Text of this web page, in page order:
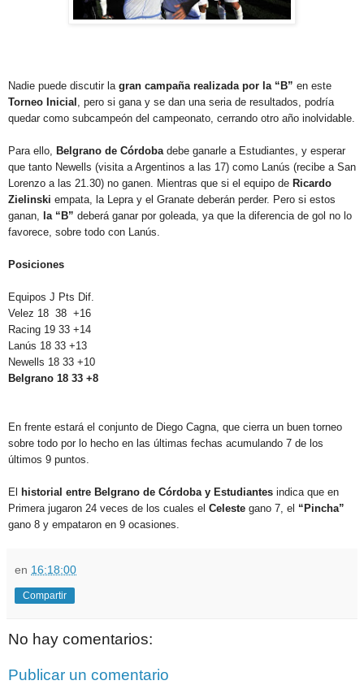
Nadie puede discutir la gran campaña realizada por la “B” en este
Torneo Inicial , pero si gana y se dan una seria de resultados, podría
quedar como subcampeón del campeonato, cerrando otro año inolvidable.
Para ello, Belgrano de Córdobadebe ganarle a Estudiantes, y esperar
que tanto Newells (visita a Argentinos a las 17) como Lanús (recibe a San
Lorenzo a las 21.30) no ganen. Mientras que si el equipo de Ricardo
Zielinski empata, la Lepra y el Granate deberán perder. Pero si estos
ganan, la “B” deberá ganar por goleada, ya que la diferencia de gol no lo
favorece, sobre todo con Lanús.
Posiciones
Equipos J Pts Dif.
Velez 18 38 +16
Racing 19 33 +14
Lanús 18 33 +13
Newells 18 33 +10
Belgrano 18 33 +8
En frente estará el conjunto de Diego Cagna, que cierra un buen torneo
sobre todo por lo hecho en las últimas fechas acumulando 7 de los
últimos 9 puntos.
El historial entre Belgrano de Córdoba y Estudiantes indica que en
Primera jugaron 24 veces de los cuales el Celeste gano 7, el “Pincha”
gano 8 y empataron en 9 ocasiones.
en 16:18:00
Compartir
No hay comentarios:
Publicar un comentario